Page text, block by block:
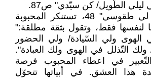
ليلي الطّويل/ كن سيّدي" ص87.
بينما في قصيدتها" لي طقوسي" 48، تستنكر المحبوبة
لنفسها فقط، وتقول بثقة مطلقة:"
ولي السّيادة/ ولي الحضور
ولك التّذلل في الهوى ولك العبادة".
في اعطاء المحبوب فرصة
هذا العشق. في أبياتها تتحوّل